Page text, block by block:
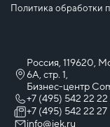
Политика обработки
Россия, 119620,
6А, стр. 1,
Бизнес-центр
+7 (495) 542 22 22
+7 (495) 542 22 27
info@iek.ru